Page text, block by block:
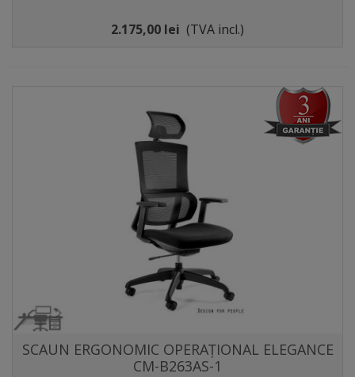
2.175,00 lei (TVA incl.)
SCAUN ERGONOMIC OPERAȚIONAL ELEGANCE
CM-B263AS-1